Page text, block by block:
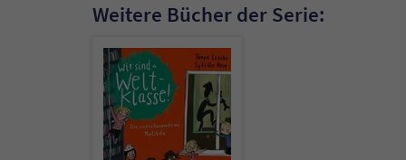
Weitere Bücher der Serie: